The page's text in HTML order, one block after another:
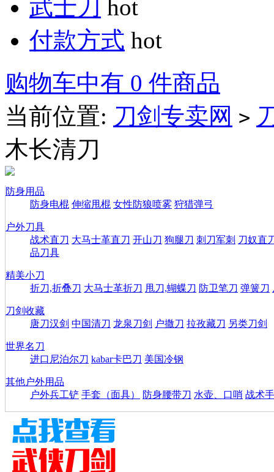
武士刀 hot
付款方式 hot
购物车中有 0 件商品
当前位置: 刀剑专卖网 >
木长清刀
防身用品
防身电棍 伸缩甩棍 女性防狼喷雾 狩猎弹弓
户外刀具
战术直刀 大马士革直刀 开山刀 狗腿刀 刺刀军刺 刀奴直
品刀具
精美小刀
折刀,折叠刀 大马士革折刀 甩刀,蝴蝶刀 防卫笔刀 弹簧刀
刀剑收藏
唐刀汉剑 中国清刀 龙泉刀剑 户撒刀 拉孜藏刀 另类刀剑
世界名刀
进口尼泊尔刀 kabar卡巴刀 美国冷钢
其他户外用品
户外兵工铲 手套（面具） 防身腰带刀 水壶、口哨 战术